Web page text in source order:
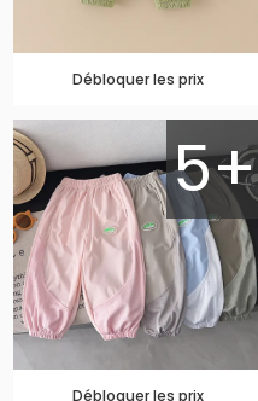
Débloquer les prix
5+
Débloquer les prix